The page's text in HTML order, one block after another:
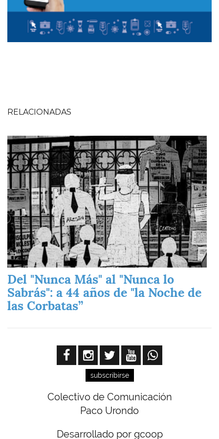
RELACIONADAS
Imagen
Del "Nunca Más" al "Nunca lo
Sabrás": a 44 años de "la Noche de
las Corbatas”
subscribirse
Colectivo de Comunicación
Paco Urondo
Desarrollado por gcoop